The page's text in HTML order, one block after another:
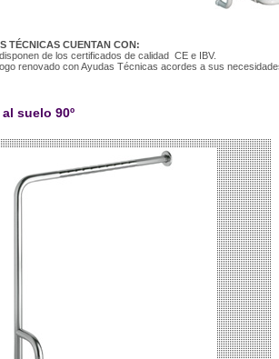
TÉCNICAS CUENTAN CON:
de los certificados de calidad CE e IBV.
renovado con Ayudas Técnicas acordes a sus
suelo 90º